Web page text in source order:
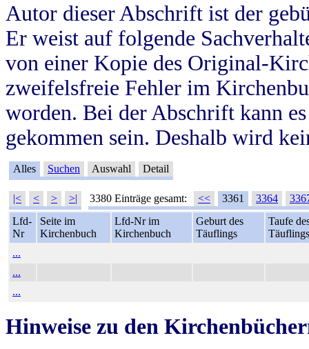
Autor dieser Abschrift ist der
Er weist auf folgende
von einer Kopie des Original-
zweifelsfreie Fehler im
worden. Bei der Abschrift kann
gekommen sein. Deshalb wird
Alles Suchen Auswahl Detail
|< < > >| 3380 Einträge gesamt: << 3361 3364
Lfd-
Nr
Seite im
Kirchenbuch
Lfd-Nr im
Kirchenbuch
Geburt des
Täuflings
Taufe
Täuflings
...
...
...
Hinweise zu den